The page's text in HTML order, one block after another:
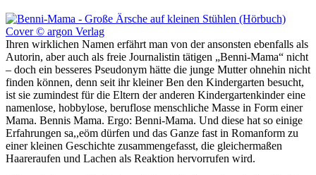
Ihren wirklichen Namen erfährt man von der ansonsten ebenfalls als
Autorin, aber auch als freie Journalistin tätigen „Benni-Mama“ nicht
– doch ein besseres Pseudonym hätte die junge Mutter ohnehin nicht
finden können, denn seit ihr kleiner Ben den Kindergarten besucht,
ist sie zumindest für die Eltern der anderen Kindergartenkinder eine
namenlose, hobbylose, beruflose menschliche Masse in Form einer
Mama. Bennis Mama. Ergo: Benni-Mama. Und diese hat so einige
Erfahrungen sa,,eöm dürfen und das Ganze fast in Romanform zu
einer kleinen Geschichte zusammengefasst, die gleichermaßen
Haareraufen und Lachen als Reaktion hervorrufen wird.